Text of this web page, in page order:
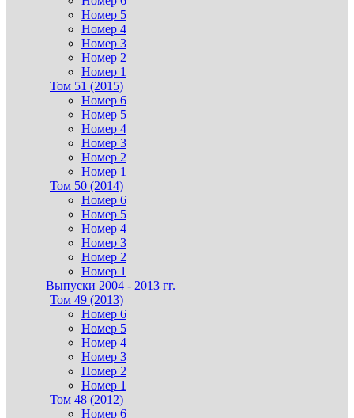
Номер 5
Номер 4
Номер 3
Номер 2
Номер 1
Том 51 (2015)
Номер 6
Номер 5
Номер 4
Номер 3
Номер 2
Номер 1
Том 50 (2014)
Номер 6
Номер 5
Номер 4
Номер 3
Номер 2
Номер 1
Выпуски 2004 - 2013 гг.
Том 49 (2013)
Номер 6
Номер 5
Номер 4
Номер 3
Номер 2
Номер 1
Том 48 (2012)
Номер 6